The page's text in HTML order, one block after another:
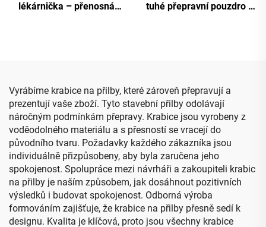
lékárnička – přenosná
tuhé přepravní pouzdro z
Vyrábíme krabice na přilby, které zároveň přepravují a
prezentují vaše zboží. Tyto stavební přilby odolávají
náročným podmínkám přepravy. Krabice jsou vyrobeny z
voděodolného materiálu a s přesností se vracejí do
původního tvaru. Požadavky každého zákazníka jsou
individuálně přizpůsobeny, aby byla zaručena jeho
spokojenost. Spolupráce mezi návrháři a zakoupiteli krabic
na přilby je naším způsobem, jak dosáhnout pozitivních
výsledků i budovat spokojenost. Odborná výroba
formováním zajišťuje, že krabice na přilby přesně sedí k
designu. Kvalita je klíčová, proto jsou všechny krabice